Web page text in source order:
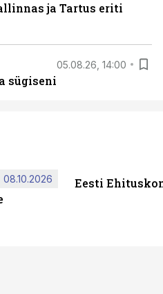
ja Tartus eriti
05.08.26, 14:00
sügiseni
08.10.2026 Eesti